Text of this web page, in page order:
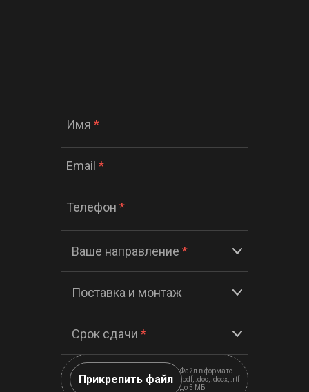
Имя *
Email *
Телефон *
Ваше направление *
Поставка и монтаж
Срок сдачи *
Прикрепить файл
Файл в формате
.pdf, .doc, .docx, .rtf
до 5 МБ